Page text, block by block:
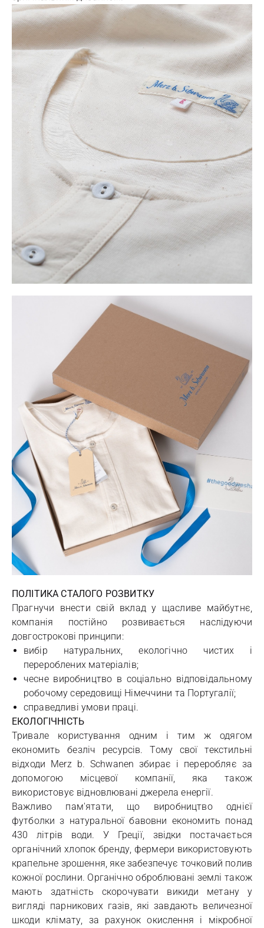
ПОЛІТИКА СТАЛОГО РОЗВИТКУ
Прагнучи внести свій вклад у щасливе майбутнє,
компанія постійно розвивається наслідуючи
довгострокові принципи:
вибір натуральних, екологічно чистих і
перероблених матеріалів;
чесне виробництво в соціально відповідальному
робочому середовищі Німеччини та Португалії;
справедливі умови праці.
ЕКОЛОГІЧНІСТЬ
Тривале користування одним і тим ж одягом
економить безліч ресурсів. Тому свої текстильні
відходи Merz b. Schwanen збирає і переробляє за
допомогою місцевої компанії, яка також
використовує відновлювані джерела енергії.
Важливо пам'ятати, що виробництво однієї
футболки з натуральної бавовни економить понад
430 літрів води. У Греції, звідки постачається
органічний хлопок бренду, фермери використовують
крапельне зрошення, яке забезпечує точковий полив
кожної рослини. Органічно оброблювані землі також
мають здатність скорочувати викиди метану у
вигляді парникових газів, які завдають величезної
шкоди клімату, за рахунок окислення і мікробної